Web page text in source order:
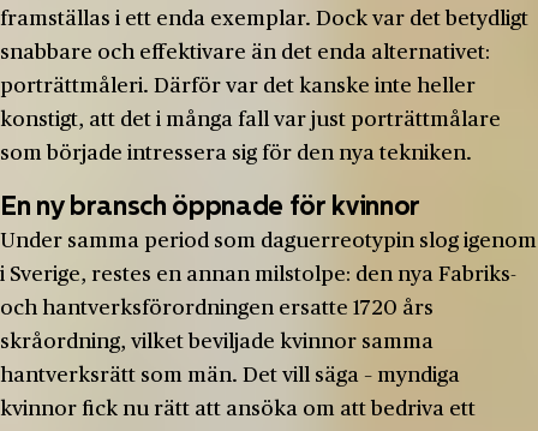
framställas i ett enda exemplar. Dock var det betydligt
snabbare och effektivare än det enda alternativet:
porträttmåleri. Därför var det kanske inte heller
konstigt, att det i många fall var just porträttmålare
som började intressera sig för den nya tekniken.
En ny bransch öppnade för kvinnor
Under samma period som daguerreotypin slog igenom
i Sverige, restes en annan milstolpe: den nya Fabriks-
och hantverksförordningen ersatte 1720 års
skråordning, vilket beviljade kvinnor samma
hantverksrätt som män. Det vill säga – myndiga
kvinnor fick nu rätt att ansöka om att bedriva ett